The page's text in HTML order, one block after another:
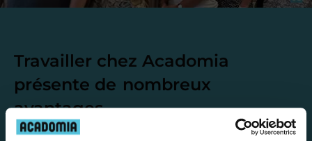
Travailler chez Acadomia
présente de nombreux
avantages